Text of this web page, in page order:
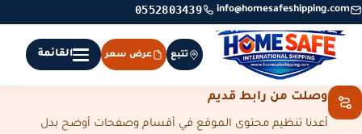
info@homesafeshipping.com
0552803439
تتبع عرض سعر القائمة
وصلت من رابط قديم
أعدنا تنظيم محتوى الموقع في أقسام وصفحات أوضح بدل